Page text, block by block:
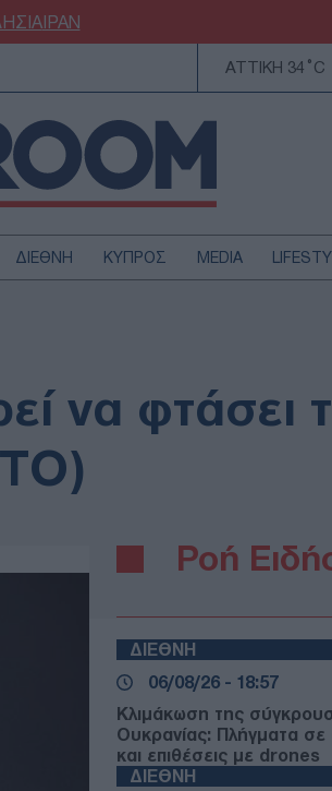
ΙΡΑΝ
ΑΤΤΙΚΗ 34°C
ΔΙΕΘΝΗ ΚΥΠΡΟΣ MEDIA
ΤΕΧΝΟΛΟΓΙΑ
να φτάσει
Ροή
ΔΙΕΘΝΗ
06/08/26 - 18:57
Κλιμάκωση της
Ουκρανίας: Πλήγματα σε
και επιθέσεις με drones
ΔΙΕΘΝΗ